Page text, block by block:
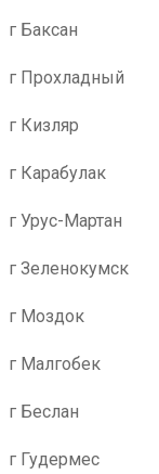
г Баксан
г Прохладный
г Кизляр
г Карабулак
г Урус-Мартан
г Зеленокумск
г Моздок
г Малгобек
г Беслан
г Гудермес